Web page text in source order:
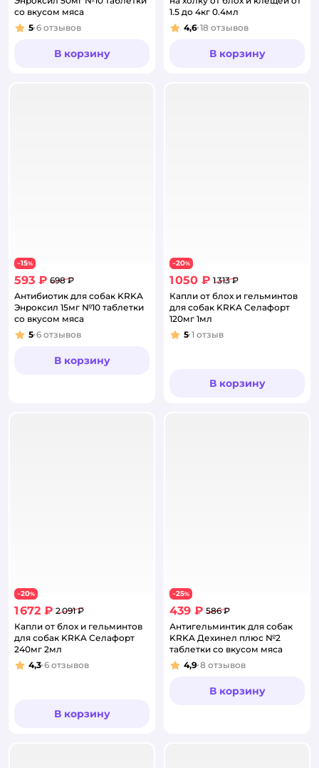
со вкусом мяса
Рейтинг:
5 6 отзывов
В корзину
1.5 до 4кг 0.4мл
Рейтинг:
4,6 18 отзывов
В корзину
−15%
593 ₽ 698 ₽
Антибиотик для собак KRKA
Энроксил 15мг №10 таблетки
со вкусом мяса
Рейтинг:
5 6 отзывов
В корзину
−20%
1 050 ₽ 1 313 ₽
Капли от блох и гельминтов
для собак KRKA Селафорт
120мг 1мл
Рейтинг:
5 1 отзыв
В корзину
−20%
1 672 ₽ 2 091 ₽
Капли от блох и гельминтов
для собак KRKA Селафорт
240мг 2мл
Рейтинг:
4,3 6 отзывов
В корзину
−25%
439 ₽ 586 ₽
Антигельминтик для собак
KRKA Дехинел плюс №2
таблетки со вкусом мяса
Рейтинг:
4,9 8 отзывов
В корзину